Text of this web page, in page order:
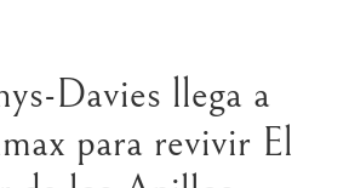
Davies llega a
para revivir El